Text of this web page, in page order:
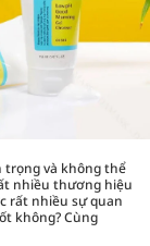
trọng và không thể
nhiều thương hiệu
rất nhiều sự quan
không? Cùng